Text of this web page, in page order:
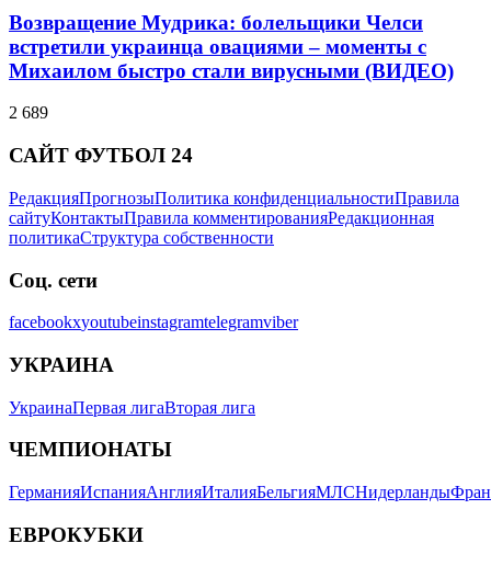
Возвращение Мудрика: болельщики Челси
встретили украинца овациями – моменты с
Михаилом быстро стали вирусными (ВИДЕО)
2 689
САЙТ ФУТБОЛ 24
РедакцияПрогнозыПолитика конфиденциальностиПравила
сайтуКонтактыПравила комментированияРедакционная
политикаСтруктура собственности
Соц. сети
facebookxyoutubeinstagramtelegramviber
УКРАИНА
УкраинаПервая лигаВторая лига
ЧЕМПИОНАТЫ
ГерманияИспанияАнглияИталияБельгияМЛСНидерланды
ЕВРОКУБКИ